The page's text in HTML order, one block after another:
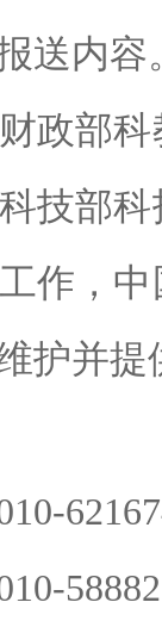
送内容
部科
技部
作，
护并提